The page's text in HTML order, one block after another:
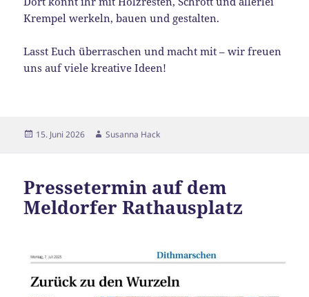
Krempel werkeln, bauen und gestalten.
Lasst Euch überraschen und macht mit – wir freuen
uns auf viele kreative Ideen!
Veröffentlicht
15. Juni 2026 Autor
Susanna Hack
Pressetermin auf dem
Meldorfer Rathausplatz